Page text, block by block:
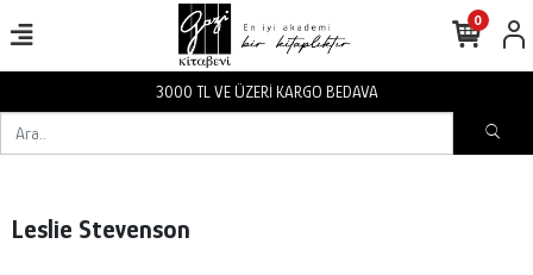
3000 TL VE ÜZERİ KARGO BEDAVA
0
Leslie Stevenson